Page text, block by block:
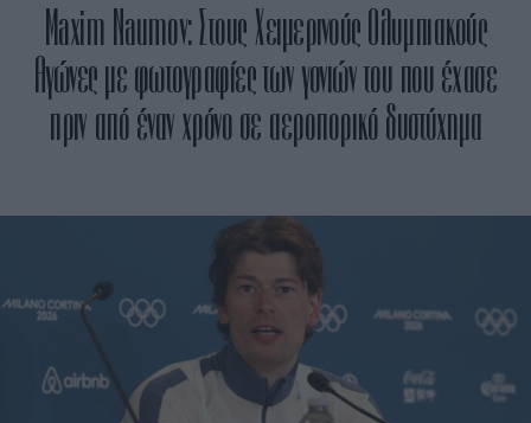
Maxim Naumov: Στους Χειμερινούς Ολυμπιακούς
Αγώνες με φωτογραφίες των γονιών του που έχασε
πριν από έναν χρόνο σε αεροπορικό δυστύχημα